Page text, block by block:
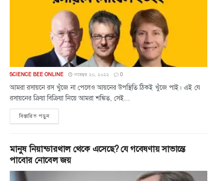
SCIENCE BEE ONLINE নভেম্বর ২০, ২০২২ 0
আমরা রসায়নে রস খুঁজে না পেলেও আয়নের উপস্থিতি ঠিকই খুঁজে পাই। এই যে
রসায়নের ক্রিয়া বিক্রিয়া নিয়ে আমরা শঙ্কিত, সেই...
বিস্তারিত পড়ুন
মানুষ নিয়ান্ডারথাল থেকে এসেছে? যে গবেষণায় সাভান্তে
পাবোর নোবেল জয়